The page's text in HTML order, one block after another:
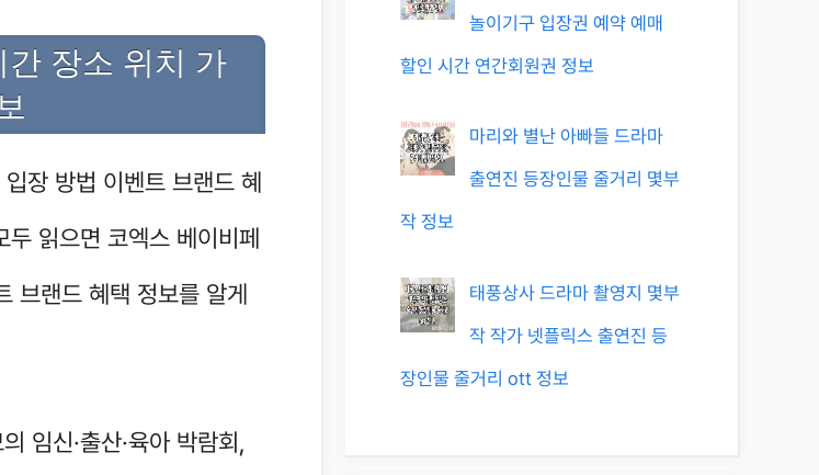
장소 위치 가
장 방법 이벤트 브랜드 혜
읽으면 코엑스 베이비페
브랜드 혜택 정보를 알게
임신·출산·육아 박람회,
놀이기구 입장권 예약 예매
할인 시간 연간회원권 정보
마리와 별난 아빠들 드라마
출연진 등장인물 줄거리 몇부
작 정보
태풍상사 드라마 촬영지 몇부
작 작가 넷플릭스 출연진 등
장인물 줄거리 ott 정보